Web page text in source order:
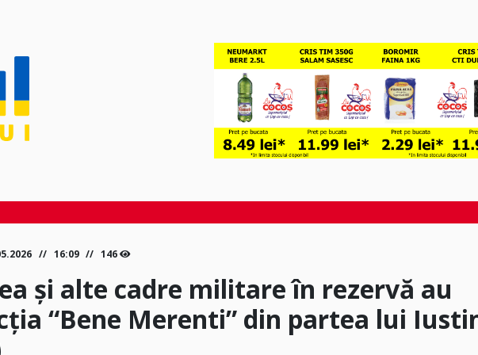
16:09 146
și alte cadre militare în rezervă au
“Bene Merenti” din partea lui